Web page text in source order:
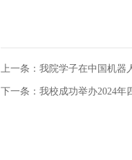
上一条： 我院学子在中国机器
下一条： 我校成功举办2024年